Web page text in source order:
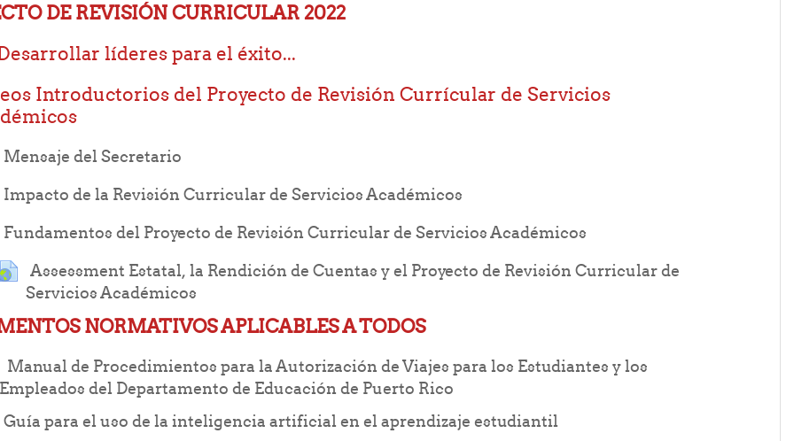
DE REVISIÓN CURRICULAR 2022
líderes para el éxito...
Introductorios del Proyecto de Revisión Currícular de Servicios
Mensaje del Secretario
URL
Impacto de la Revisión Curricular de Servicios Académicos
URL
Fundamentos del Proyecto de Revisión Curricular de Servicios Académicos
URL
Assessment Estatal, la Rendición de Cuentas y el Proyecto de Revisión Curricular de
Servicios Académicos
URL
NORMATIVOS APLICABLES A TODOS
Manual de Procedimientos para la Autorización de Viajes para los Estudiantes y los
Empleados del Departamento de Educación de Puerto Rico
File
Guía para el uso de la inteligencia artificial en el aprendizaje estudiantil
File